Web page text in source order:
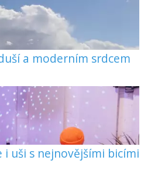
a moderním srdcem
i uši s nejnovějšími bicími